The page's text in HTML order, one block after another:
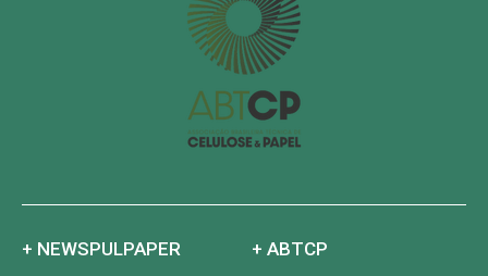
+ NEWSPULPAPER + ABTCP